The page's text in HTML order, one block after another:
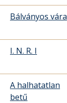
Bálványos vára
I. N. R. I
A halhatatlan
betű